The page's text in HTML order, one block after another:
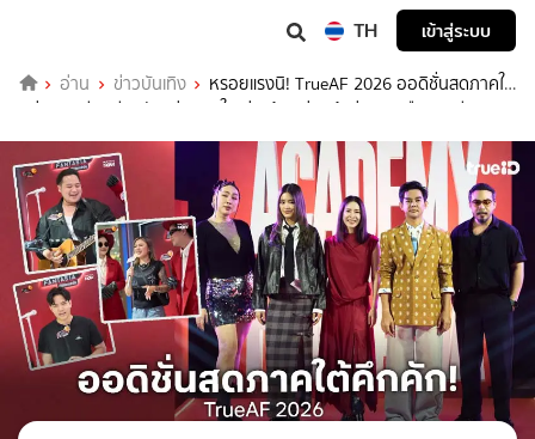
TH เข้าสู่ระบบ
อ่าน ข่าวบันเทิง
หรอยแรงนิ! TrueAF 2026 ออดิชั่นสดภาคใต้
หนุ่มสาวเสียงดีมากันแน่นหาดใหญ่ พร้อมมุ่งหน้าสู่ภาคเหนือ 21 มี.ค. ภาค